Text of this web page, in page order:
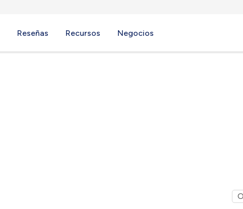
Reseñas Recursos Negocios